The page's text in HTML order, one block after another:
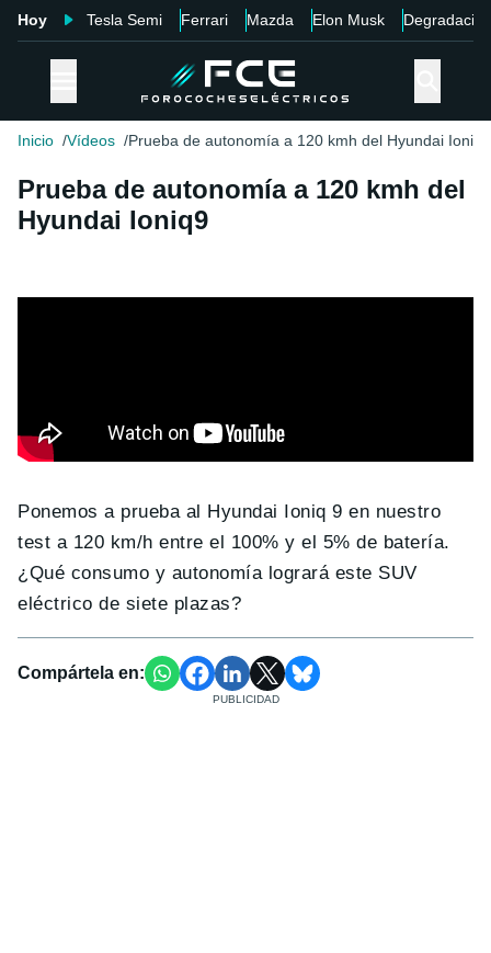
Hoy Tesla Semi Ferrari Mazda Elon Musk Degradación
Inicio Vídeos Prueba de autonomía a 120 kmh del Hyundai Ioniq9
Prueba de autonomía a 120 kmh del
Hyundai Ioniq9
Ponemos a prueba al Hyundai Ioniq 9 en nuestro
test a 120 km/h entre el 100% y el 5% de batería.
¿Qué consumo y autonomía logrará este SUV
eléctrico de siete plazas?
Compártela en: